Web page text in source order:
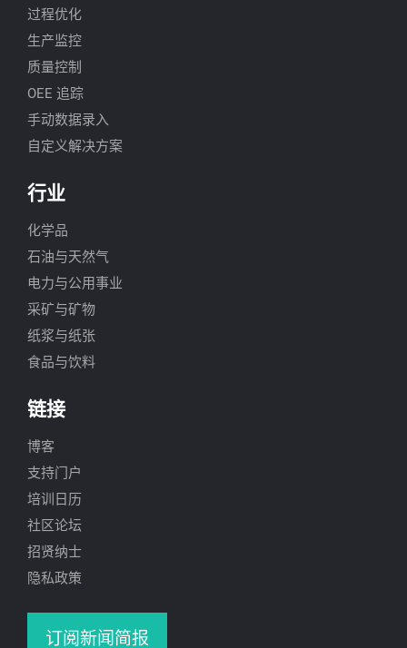
过程优化
生产监控
质量控制
OEE 追踪
手动数据录入
自定义解决方案
行业
化学品
石油与天然气
电力与公用事业
采矿与矿物
纸浆与纸张
食品与饮料
链接
博客
支持门户
培训日历
社区论坛
招贤纳士
隐私政策
订阅新闻简报